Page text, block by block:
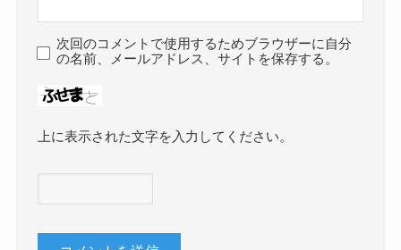
次回のコメントで使用するためブラウザーに自分
の名前、メールアドレス、サイトを保存する。
上に表示された文字を入力してください。